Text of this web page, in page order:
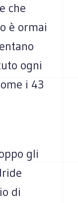
che
è ormai
ogni
i 43
gli
di